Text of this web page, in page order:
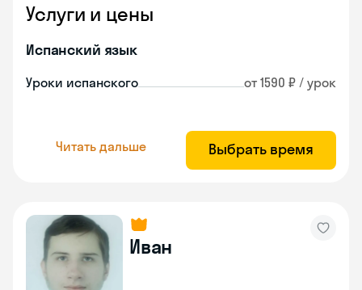
Услуги и цены
Испанский язык
Уроки испанского от 1590 ₽ / урок
Читать дальше Выбрать время
Иван